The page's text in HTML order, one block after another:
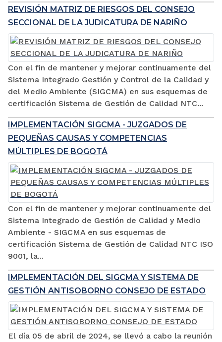
REVISIÓN MATRIZ DE RIESGOS DEL CONSEJO
SECCIONAL DE LA JUDICATURA DE NARIÑO
Con el fin de mantener y mejorar continuamente del
Sistema Integrado Gestión y Control de la Calidad y
del Medio Ambiente (SIGCMA) en sus esquemas de
certificación Sistema de Gestión de Calidad NTC...
IMPLEMENTACIÓN SIGCMA - JUZGADOS DE
PEQUEÑAS CAUSAS Y COMPETENCIAS
MÚLTIPLES DE BOGOTÁ
Con el fin de mantener y mejorar continuamente del
Sistema Integrado de Gestión de Calidad y Medio
Ambiente - SIGCMA en sus esquemas de
certificación Sistema de Gestión de Calidad NTC ISO
9001, la...
IMPLEMENTACIÓN DEL SIGCMA Y SISTEMA DE
GESTIÓN ANTISOBORNO CONSEJO DE ESTADO
El día 05 de abril de 2024, se llevó a cabo la reunión